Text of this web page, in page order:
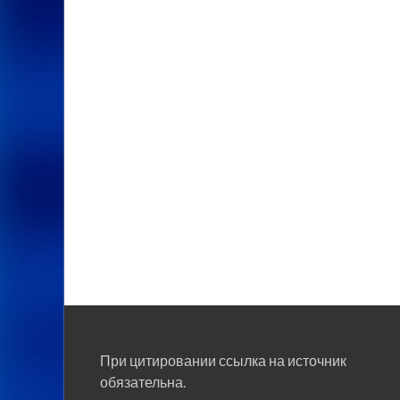
При цитировании ссылка на источник
обязательна.